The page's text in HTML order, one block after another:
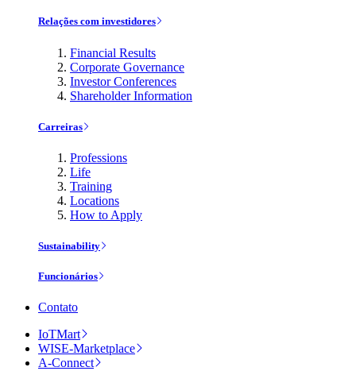
Relações com investidores
Financial Results
Corporate Governance
Investor Conferences
Shareholder Information
Carreiras
Professions
Life
Training
Locations
How to Apply
Sustainability
Funcionários
Contato
IoTMart
WISE-Marketplace
A-Connect